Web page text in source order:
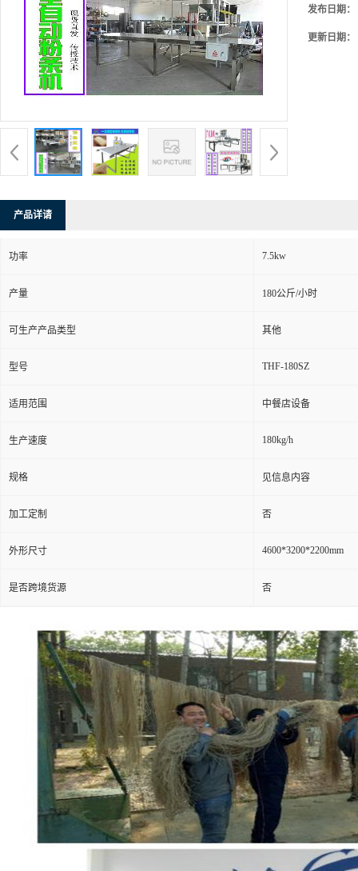
发布日期：
更新日期：
产品详请
功率 7.5kw
产量 180公斤/小时
可生产产品类型 其他
型号 THF-180SZ
适用范围 中餐店设备
生产速度 180kg/h
规格 见信息内容
加工定制 否
外形尺寸 4600*3200*2200mm
是否跨境货源 否